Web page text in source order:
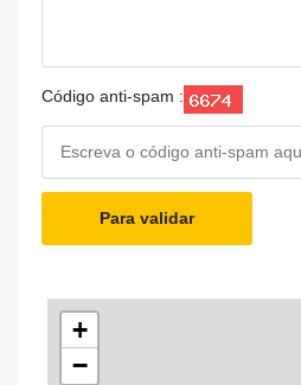
Código anti-spam :
Para validar
+
−